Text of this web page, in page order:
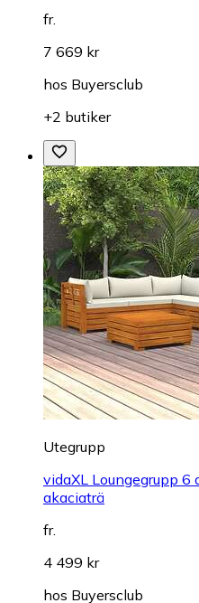
fr.
7 669 kr
hos Buyersclub
+2 butiker
Utegrupp
vidaXL Loungegrupp 6
akaciaträ
fr.
4 499 kr
hos Buyersclub